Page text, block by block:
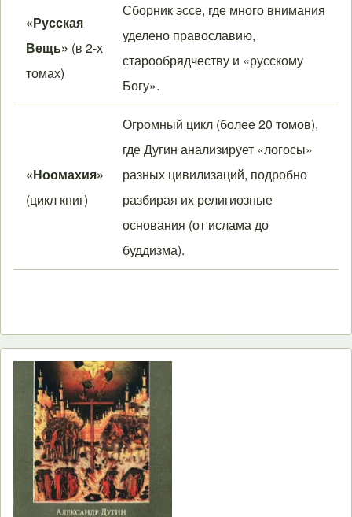
«Русская
Вещь» (в 2-х
томах)
Сборник эссе, где много внимания
уделено православию,
старообрядчеству и «русскому
Богу».
«Ноомахия»
(цикл книг)
Огромный цикл (более 20 томов),
где Дугин анализирует «логосы»
разных цивилизаций, подробно
разбирая их религиозные
основания (от ислама до
буддизма).